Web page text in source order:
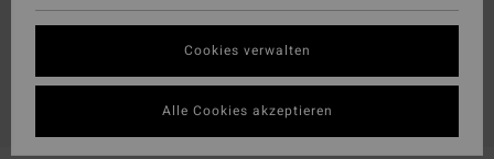
Cookies verwalten
Alle Cookies akzeptieren